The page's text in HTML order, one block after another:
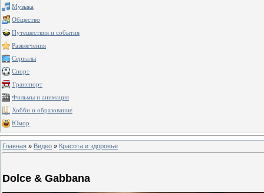
Музыка
Общество
Путешествия и события
Развлечения
Сериалы
Спорт
Транспорт
Фильмы и анимация
Хобби и образование
Юмор
Главная » Видео » Красота и здоровье
Dolce & Gabbana